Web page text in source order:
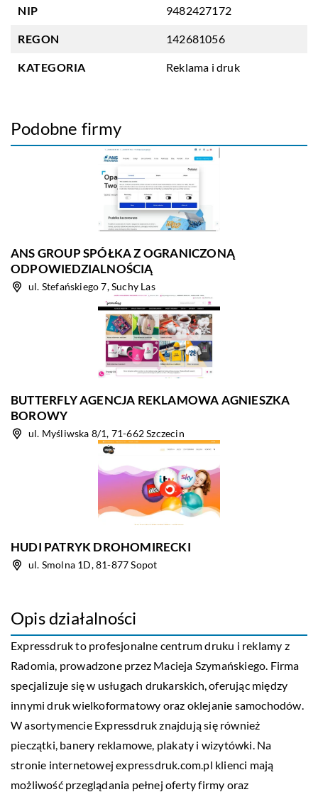
NIP 9482427172
REGON 142681056
KATEGORIA Reklama i druk
Podobne firmy
ANS GROUP SPÓŁKA Z OGRANICZONĄ
ODPOWIEDZIALNOŚCIĄ
ul. Stefańskiego 7, Suchy Las
BUTTERFLY AGENCJA REKLAMOWA AGNIESZKA
BOROWY
ul. Myśliwska 8/1, 71-662 Szczecin
HUDI PATRYK DROHOMIRECKI
ul. Smolna 1D, 81-877 Sopot
Opis działalności
Expressdruk to profesjonalne centrum druku i reklamy z
Radomia, prowadzone przez Macieja Szymańskiego. Firma
specjalizuje się w usługach drukarskich, oferując między
innymi druk wielkoformatowy oraz oklejanie samochodów.
W asortymencie Expressdruk znajdują się również
pieczątki, banery reklamowe, plakaty i wizytówki. Na
stronie internetowej expressdruk.com.pl klienci mają
możliwość przeglądania pełnej oferty firmy oraz